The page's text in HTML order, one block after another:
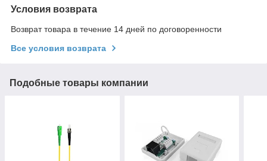
Условия возврата
Возврат товара в течение 14 дней по договоренности
Все условия возврата
Подобные товары компании